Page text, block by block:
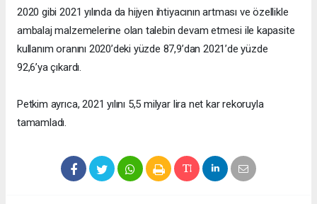
2020 gibi 2021 yılında da hijyen ihtiyacının artması ve özellikle
ambalaj malzemelerine olan talebin devam etmesi ile kapasite
kullanım oranını 2020’deki yüzde 87,9’dan 2021’de yüzde
92,6’ya çıkardı.
Petkim ayrıca, 2021 yılını 5,5 milyar lira net kar rekoruyla
tamamladı.